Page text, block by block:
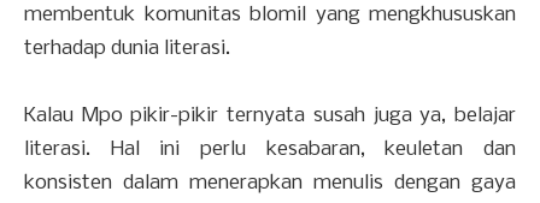
membentuk komunitas blomil yang mengkhususkan
terhadap dunia literasi.
Kalau Mpo pikir-pikir ternyata susah juga ya, belajar
literasi. Hal ini perlu kesabaran, keuletan dan
konsisten dalam menerapkan menulis dengan gaya